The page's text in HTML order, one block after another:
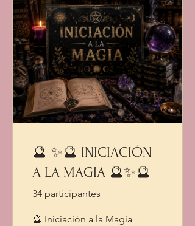
🔮 ✨🔮 INICIACIÓN
A LA MAGIA 🔮✨🔮
34 participantes
🔮 Iniciación a la Magia